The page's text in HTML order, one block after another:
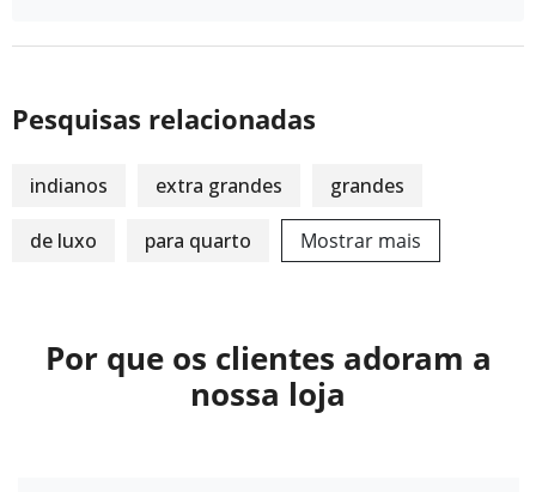
Pesquisas relacionadas
indianos extra grandes grandes
de luxo para quarto Mostrar mais
Por que os clientes adoram a
nossa loja